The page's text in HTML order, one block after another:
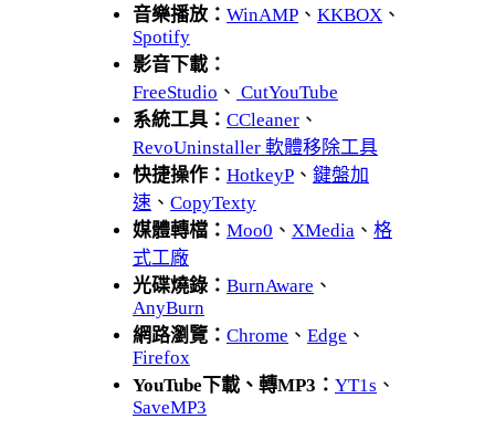
音樂播放： WinAMP 、 KKBOX 、
Spotify
影音下載：
FreeStudio 、 CutYouTube
系統工具： CCleaner 、
RevoUninstaller 軟體移除工具
快捷操作： HotkeyP 、 鍵盤加
速 、 CopyTexty
媒體轉檔： Moo0 、 XMedia 、 格
式工廠
光碟燒錄： BurnAware 、
AnyBurn
網路瀏覽： Chrome 、 Edge 、
Firefox
YouTube下載、轉MP3： YT1s 、
SaveMP3